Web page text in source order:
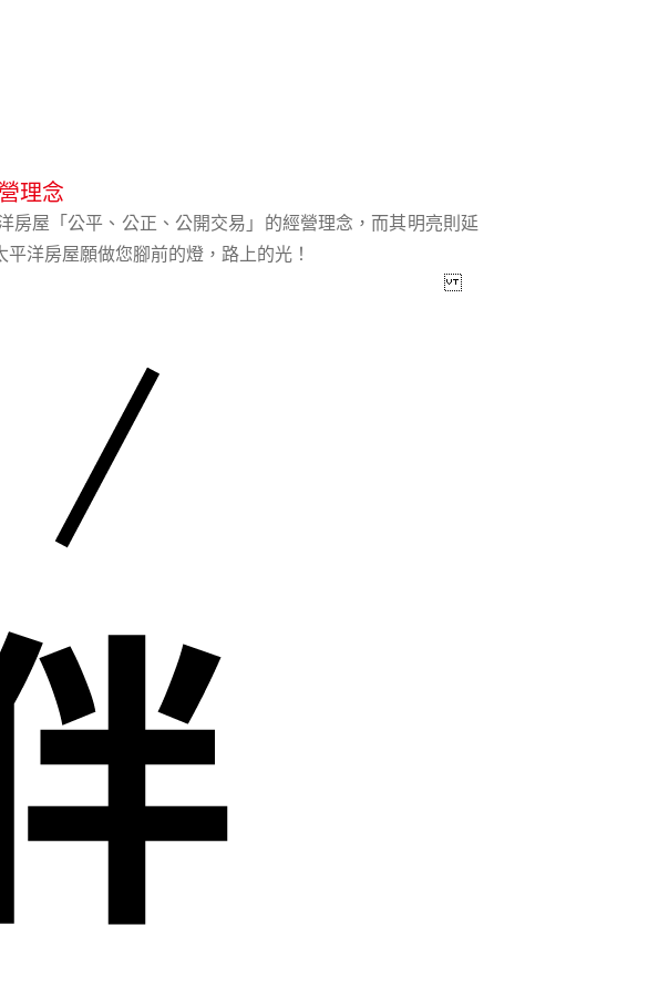
理念
房屋「公平、公正、公開交易」的經營理念，而其明亮則延
洋房屋願做您腳前的燈，路上的光！